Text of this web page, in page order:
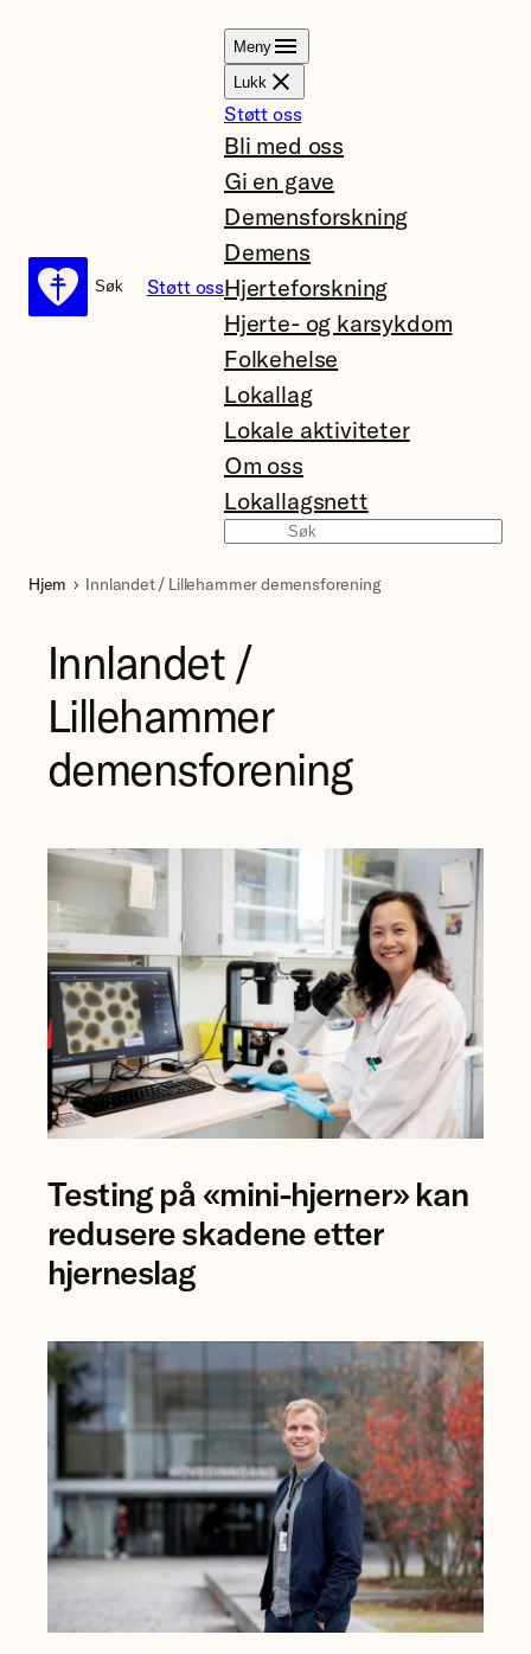
Søk
Søk Støtt oss
Meny
Lukk
Støtt oss
Bli med oss
Gi en gave
Demensforskning
Demens
Hjerteforskning
Hjerte- og karsykdom
Folkehelse
Lokallag
Lokale aktiviteter
Om oss
Lokallagsnett
Hjem Innlandet / Lillehammer demensforening
Innlandet /
Lillehammer
demensforening
Jing
Ye
ved
NTNU.
Testing på «mini-hjerner» kan
redusere skadene etter
hjerneslag